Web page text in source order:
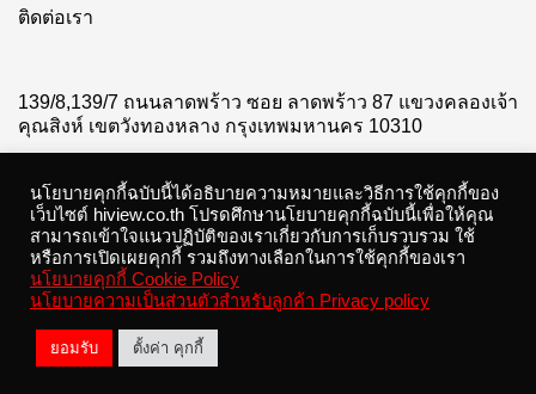
ติดต่อเรา
139/8,139/7 ถนนลาดพร้าว ซอย ลาดพร้าว 87 แขวงคลองเจ้า
คุณสิงห์ เขตวังทองหลาง กรุงเทพมหานคร 10310
LINE official@hiviewofficial
วันจันทร์ – วันเสาร์ 08.00 – 17.00 น.
Copyright 2026 ©
นโยบายคุกกี้ฉบับนี้ได้อธิบายความหมายและวิธีการใช้คุกกี้ของ
เว็บไซต์ hiview.co.th โปรดศึกษานโยบายคุกกี้ฉบับนี้เพื่อให้คุณ
สามารถเข้าใจแนวปฏิบัติของเราเกี่ยวกับการเก็บรวบรวม ใช้
หรือการเปิดเผยคุกกี้ รวมถึงทางเลือกในการใช้คุกกี้ของเรา
นโยบายคุกกี้ Cookie Policy
นโยบายความเป็นส่วนตัวสำหรับลูกค้า Privacy policy
ยอมรับ ตั้งค่า คุกกี้